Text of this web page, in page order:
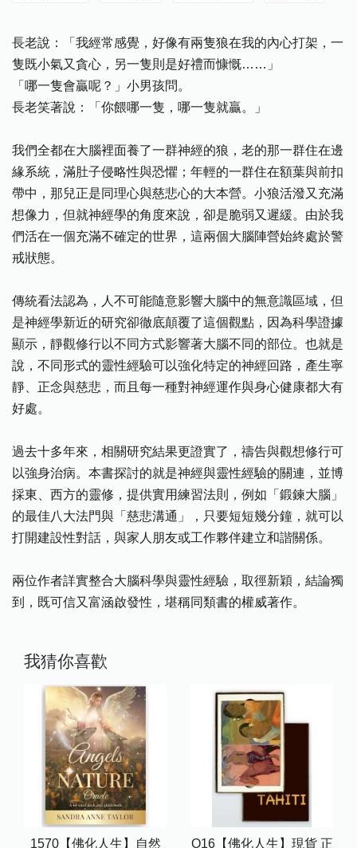
長老說：「我經常感覺，好像有兩隻狼在我的內心打架，一
隻既小氣又貪心，另一隻則是好禮而慷慨……」
「哪一隻會贏呢？」小男孩問。
長老笑著說：「你餵哪一隻，哪一隻就贏。」
我們全都在大腦裡面養了一群神經的狼，老的那一群住在邊
緣系統，滿肚子侵略性與恐懼；年輕的一群住在額葉與前扣
帶中，那兒正是同理心與慈悲心的大本營。小狼活潑又充滿
想像力，但就神經學的角度來說，卻是脆弱又遲緩。由於我
們活在一個充滿不確定的世界，這兩個大腦陣營始終處於警
戒狀態。
傳統看法認為，人不可能隨意影響大腦中的無意識區域，但
是神經學新近的研究卻徹底顛覆了這個觀點，因為科學證據
顯示，靜觀修行以不同方式影響著大腦不同的部位。也就是
說，不同形式的靈性經驗可以強化特定的神經回路，產生寧
靜、正念與慈悲，而且每一種對神經運作與身心健康都大有
好處。
過去十多年來，相關研究結果更證實了，禱告與觀想修行可
以強身治病。本書探討的就是神經與靈性經驗的關連，並博
採東、西方的靈修，提供實用練習法則，例如「鍛鍊大腦」
的最佳八大法門與「慈悲溝通」，只要短短幾分鐘，就可以
打開建設性對話，與家人朋友或工作夥伴建立和諧關係。
兩位作者詳實整合大腦科學與靈性經驗，取徑新穎，結論獨
到，既可信又富涵啟發性，堪稱同類書的權威著作。
我猜你喜歡
1570【佛化人生】自然
O16【佛化人生】現貨 正